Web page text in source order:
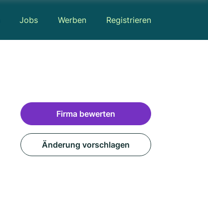
Jobs Werben Registrieren
Firma bewerten
Änderung vorschlagen